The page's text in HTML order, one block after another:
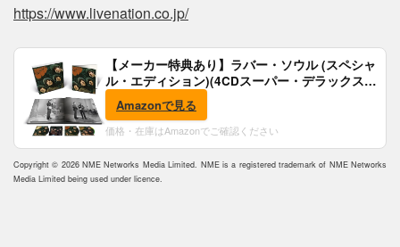
https://www.livenation.co.jp/
【メーカー特典あり】ラバー・ソウル (スペシャ
ル・エディション)(4CDスーパー・デラックス)
(完全生産限定盤)(SHM-CD)(特典:B2ポスター付)
Amazonで見る
価格・在庫はAmazonでご確認ください
Copyright © 2026 NME Networks Media Limited. NME is a registered trademark of NME Networks
Media Limited being used under licence.